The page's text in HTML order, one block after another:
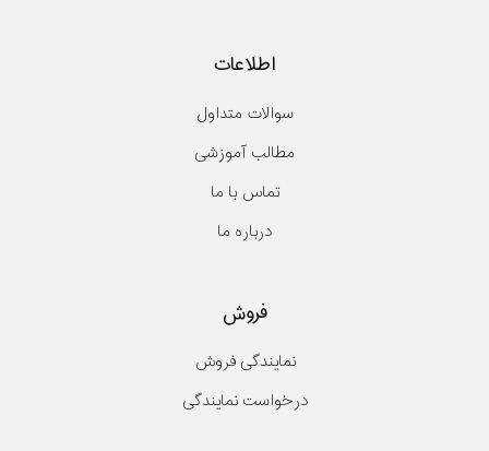
اطلاعات
سوالات متداول
مطالب آموزشی
تماس با ما
درباره ما
فروش
نمایندگی فروش
درخواست نمایندگی